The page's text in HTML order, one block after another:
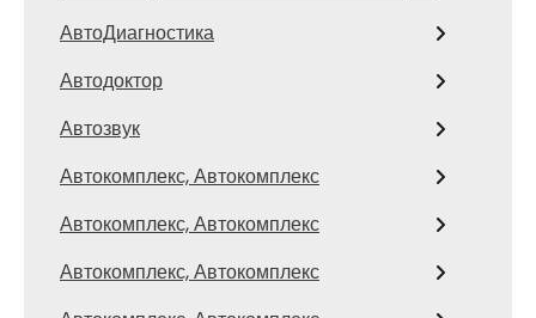
АвтоДиагностика
Автодоктор
Автозвук
Автокомплекс, Автокомплекс
Автокомплекс, Автокомплекс
Автокомплекс, Автокомплекс